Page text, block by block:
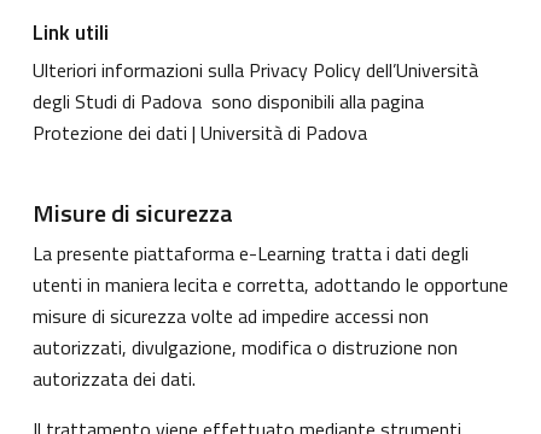
Link utili
Ulteriori informazioni sulla Privacy Policy dell’Università
degli Studi di Padova sono disponibili alla pagina
Protezione dei dati | Università di Padova
Misure di sicurezza
La presente piattaforma e-Learning tratta i dati degli
utenti in maniera lecita e corretta, adottando le opportune
misure di sicurezza volte ad impedire accessi non
autorizzati, divulgazione, modifica o distruzione non
autorizzata dei dati.